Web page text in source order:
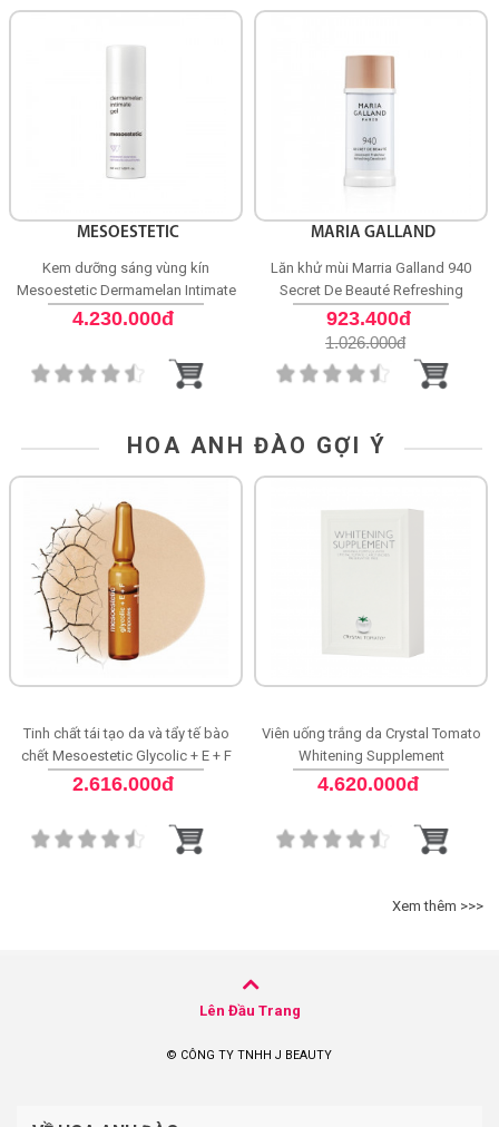
MESOESTETIC
Kem dưỡng sáng vùng kín
Mesoestetic Dermamelan Intimate
Home Depigmenting Gel Cream
4.230.000đ
MARIA GALLAND
Lăn khử mùi Marria Galland 940
Secret De Beauté Refreshing
Deodorant
923.400đ
1.026.000đ
HOA ANH ĐÀO GỢI Ý
Tinh chất tái tạo da và tẩy tế bào
chết Mesoestetic Glycolic + E + F
Ampoules
2.616.000đ
Viên uống trắng da Crystal Tomato
Whitening Supplement
4.620.000đ
Xem thêm >>>
Lên Đầu Trang
© CÔNG TY TNHH J BEAUTY